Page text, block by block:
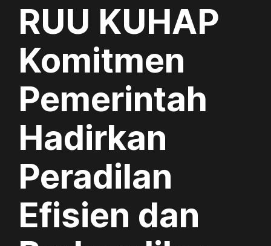
RUU KUHAP
Komitmen
Pemerintah
Hadirkan
Peradilan
Efisien dan